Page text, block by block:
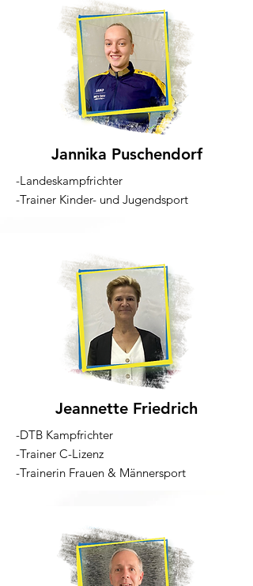
Jannika Puschendorf
-Landeskampfrichter
-Trainer Kinder- und Jugendsport
Jeannette Friedrich
-DTB Kampfrichter
-Trainer C-Lizenz
-Trainerin Frauen & Männersport